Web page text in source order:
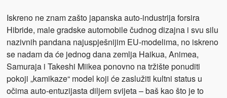
Iskreno ne znam zašto japanska auto-industrija forsira
Hibride, male gradske automobile čudnog dizajna i svu silu
nazivnih pandana najuspješnijim EU-modelima, no iskreno
se nadam da će jednog dana zemlja Haikua, Animea,
Samuraja i Takeshi Miikea ponovno na tržište ponuditi
pokoji „kamikaze“ model koji će zaslužiti kultni status u
očima auto-entuzijasta diljem svijeta – baš kao što je to